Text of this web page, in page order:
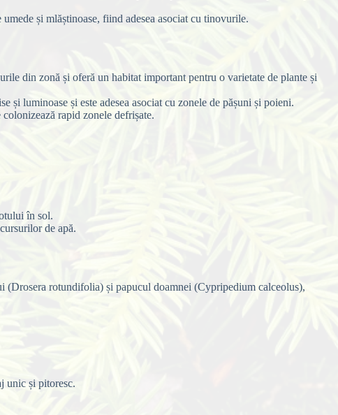
și mlăștinoase, fiind adesea asociat cu tinovurile.
din zonă și oferă un habitat important pentru o varietate de plante și
și luminoase și este adesea asociat cu zonele de pășuni și poieni.
rapid zonele defrișate.
în sol.
de apă.
(Drosera rotundifolia) și papucul doamnei (Cypripedium calceolus),
unic și pitoresc.